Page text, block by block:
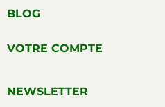
BLOG
VOTRE COMPTE
NEWSLETTER